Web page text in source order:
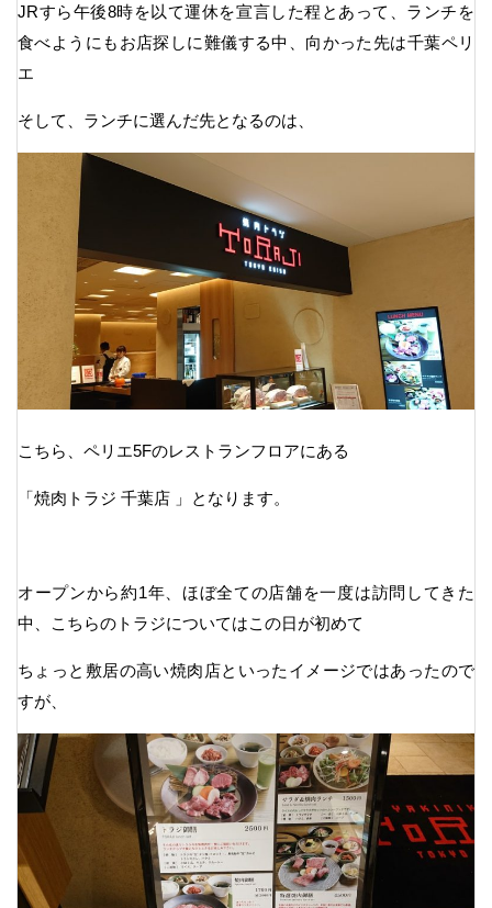
JRすら午後8時を以て運休を宣言した程とあって、ランチを
食べようにもお店探しに難儀する中、向かった先は千葉ペリ
エ
そして、ランチに選んだ先となるのは、
こちら、ペリエ5Fのレストランフロアにある
「焼肉トラジ 千葉店 」となります。
オープンから約1年、ほぼ全ての店舗を一度は訪問してきた
中、こちらのトラジについてはこの日が初めて
ちょっと敷居の高い焼肉店といったイメージではあったので
すが、